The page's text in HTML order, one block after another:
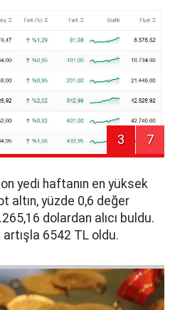
3 7
yedi haftanın en yüksek
altın, yüzde 0,6 değer
dolardan alıcı buldu.
6542 TL oldu.